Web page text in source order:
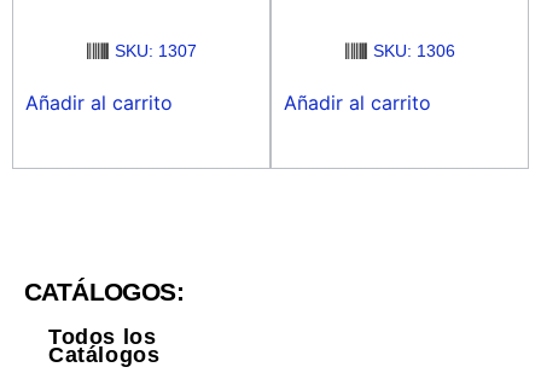
SKU: 1307
Añadir al carrito
SKU: 1306
Añadir al carrito
CATÁLOGOS:
Todos los
Catálogos